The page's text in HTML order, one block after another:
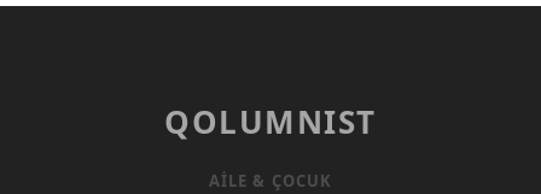
QOLUMNIST
AILE & ÇOCUK